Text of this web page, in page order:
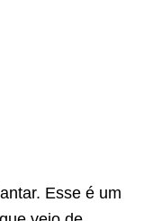
Esse é um